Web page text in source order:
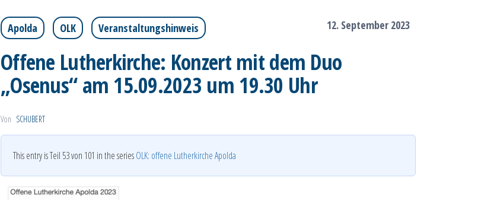
Apolda OLK Veranstaltungshinweis 12. September 2023
Offene Lutherkirche: Konzert mit dem Duo
„Osenus“ am 15.09.2023 um 19.30 Uhr
Von SCHUBERT
This entry is Teil 53 von 101 in the seriesOLK: offene Lutherkirche Apolda